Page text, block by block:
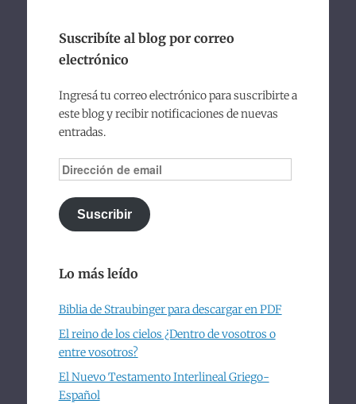
Suscribíte al blog por correo
electrónico
Ingresá tu correo electrónico para suscribirte a
este blog y recibir notificaciones de nuevas
entradas.
Dirección
de
email
Suscribir
Lo más leído
Biblia de Straubinger para descargar en PDF
El reino de los cielos ¿Dentro de vosotros o
entre vosotros?
El Nuevo Testamento Interlineal Griego-
Español